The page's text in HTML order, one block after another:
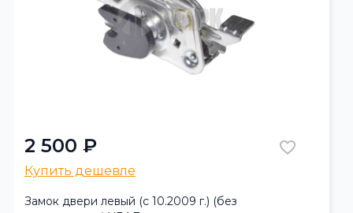
2 500 ₽
Купить дешевле
Замок двери левый (с 10.2009 г.) (без